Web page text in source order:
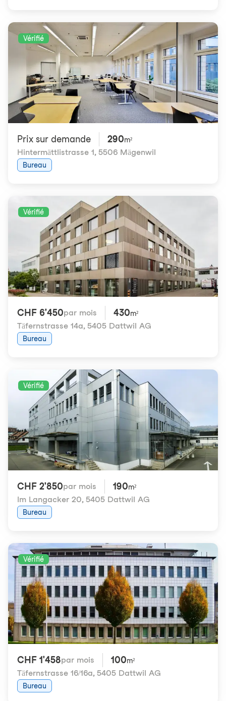
Vérifié
Prix ​​sur demande 290m²
Hintermättlistrasse 1, 5506 Mägenwil
Bureau
Vérifié
CHF 6'450par mois 430m²
Täfernstrasse 14a, 5405 Dattwil AG
Bureau
Vérifié
CHF 2'850par mois 190m²
Im Langacker 20, 5405 Dattwil AG
Bureau
Vérifié
CHF 1'458par mois 100m²
Täfernstrasse 16/16a, 5405 Dattwil AG
Bureau